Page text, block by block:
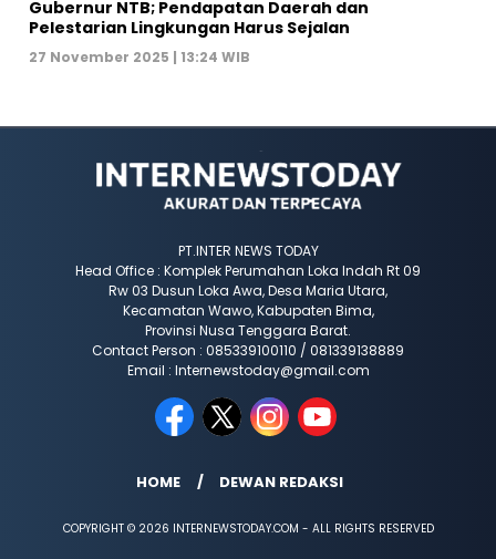
Gubernur NTB; Pendapatan Daerah dan
Pelestarian Lingkungan Harus Sejalan
27 November 2025 | 13:24 WIB
PT.INTER NEWS TODAY
Head Office : Komplek Perumahan Loka Indah Rt 09
Rw 03 Dusun Loka Awa, Desa Maria Utara,
Kecamatan Wawo, Kabupaten Bima,
Provinsi Nusa Tenggara Barat.
Contact Person : 085339100110 / 081339138889
Email : Internewstoday@gmail.com
HOME DEWAN REDAKSI
COPYRIGHT © 2026 INTERNEWSTODAY.COM - ALL RIGHTS RESERVED